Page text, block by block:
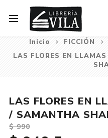
Inicio FICCIÓN
LAS FLORES EN
LAS FLORES EN
/ SAMANTHA
$ 990